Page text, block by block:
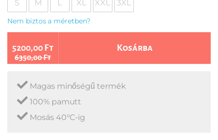
S M L XL XXL 3XL
Nem biztos a méretben?
5200,00 Ft
6350,00 Ft
Kosárba
Magas minőségű termék
100% pamutt
Mosás 40°C-ig